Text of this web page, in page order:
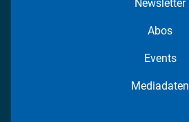
Newsletter
Abos
Events
Mediadaten